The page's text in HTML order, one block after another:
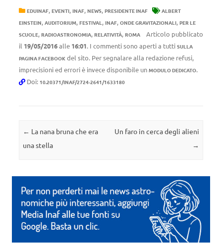
EDUINAF, EVENTI, INAF, NEWS, PRESIDENTE INAF
ALBERT
EINSTEIN, AUDITORIUM, FESTIVAL, INAF, ONDE GRAVITAZIONALI, PER LE
SCUOLE, RADIOASTRONOMIA, RELATIVITÀ, ROMA
Articolo pubblicato
il 19/05/2016alle 16:01. I commenti sono aperti a tutti SULLA
PAGINA FACEBOOK del sito. Per segnalare alla redazione refusi,
imprecisioni ed errori è invece disponibile un MODULO DEDICATO.
Doi: 10.20371/INAF/2724-2641/1633180
Navigazione articolo
← La nana bruna che era
una stella
Un faro in cerca degli alieni
→